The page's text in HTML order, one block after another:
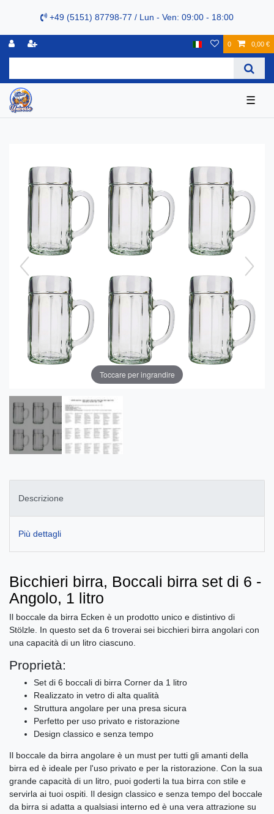
+49 (5151) 87798-77 / Lun - Ven: 09:00 - 18:00
0 0,00 €
☰
Toccare per ingrandire
Descrizione
Più dettagli
Bicchieri birra, Boccali birra set di 6 -
Angolo, 1 litro
Il boccale da birra Ecken è un prodotto unico e distintivo di
Stölzle. In questo set da 6 troverai sei bicchieri birra angolari con
una capacità di un litro ciascuno.
Proprietà:
Set di 6 boccali di birra Corner da 1 litro
Realizzato in vetro di alta qualità
Struttura angolare per una presa sicura
Perfetto per uso privato e ristorazione
Design classico e senza tempo
Il boccale da birra angolare è un must per tutti gli amanti della
birra ed è ideale per l'uso privato e per la ristorazione. Con la sua
grande capacità di un litro, puoi goderti la tua birra con stile e
servirla ai tuoi ospiti. Il design classico e senza tempo del boccale
da birra si adatta a qualsiasi interno ed è una vera attrazione su